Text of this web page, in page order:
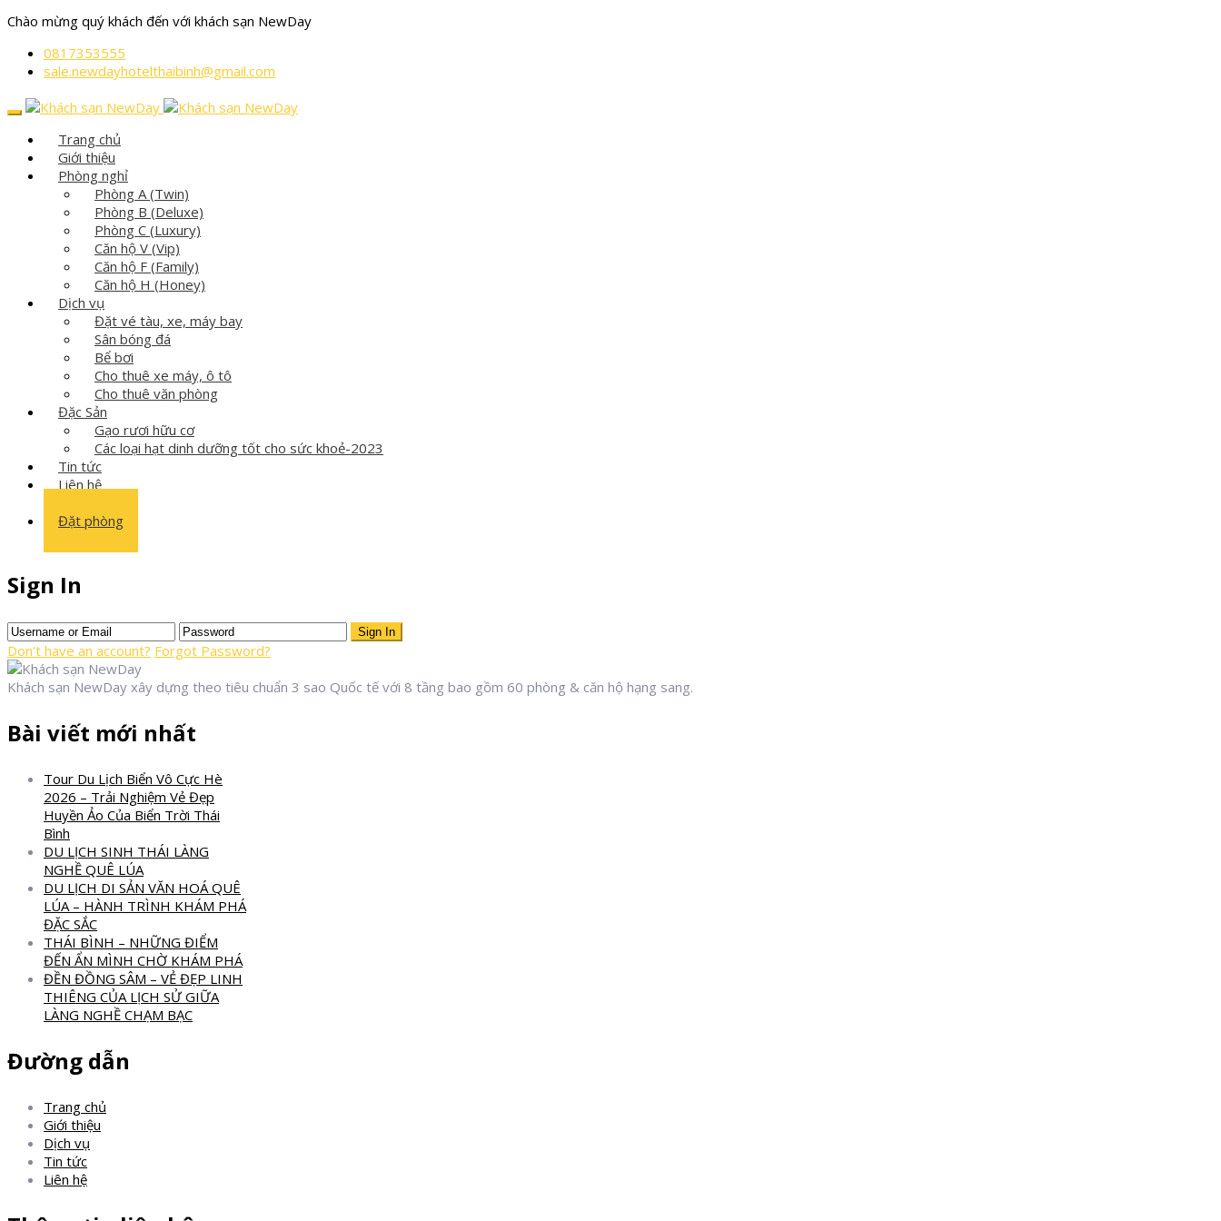
Chào mừng quý khách đến với khách sạn NewDay
0817353555
sale.newdayhotelthaibinh@gmail.com
Trang chủ
Giới thiệu
Phòng nghỉ
Phòng A (Twin)
Phòng B (Deluxe)
Phòng C (Luxury)
Căn hộ V (Vip)
Căn hộ F (Family)
Căn hộ H (Honey)
Dịch vụ
Đặt vé tàu, xe, máy bay
Sân bóng đá
Bể bơi
Cho thuê xe máy, ô tô
Cho thuê văn phòng
Đặc Sản
Gạo rươi hữu cơ
Các loại hạt dinh dưỡng tốt cho sức khoẻ-2023
Tin tức
Liên hệ
Đặt phòng
Sign In
Sign In
Don't have an account? Forgot Password?
Khách sạn NewDay xây dựng theo tiêu chuẩn 3 sao Quốc tế với 8 tầng bao gồm 60 phòng & căn hộ hạng sang.
Bài viết mới nhất
Tour Du Lịch Biển Vô Cực Hè
2026 – Trải Nghiệm Vẻ Đẹp
Huyền Ảo Của Biển Trời Thái
Bình
DU LỊCH SINH THÁI LÀNG
NGHỀ QUÊ LÚA
DU LỊCH DI SẢN VĂN HOÁ QUÊ
LÚA – HÀNH TRÌNH KHÁM PHÁ
ĐẶC SẮC
THÁI BÌNH – NHỮNG ĐIỂM
ĐẾN ẨN MÌNH CHỜ KHÁM PHÁ
ĐỀN ĐỒNG SÂM – VẺ ĐẸP LINH
THIÊNG CỦA LỊCH SỬ GIỮA
LÀNG NGHỀ CHẠM BẠC
Đường dẫn
Trang chủ
Giới thiệu
Dịch vụ
Tin tức
Liên hệ